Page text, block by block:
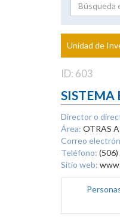
Unidad de
ID: 603
SISTEMA
Director o
Área: OTRAS
Correo
Teléfono:
Sitio web: